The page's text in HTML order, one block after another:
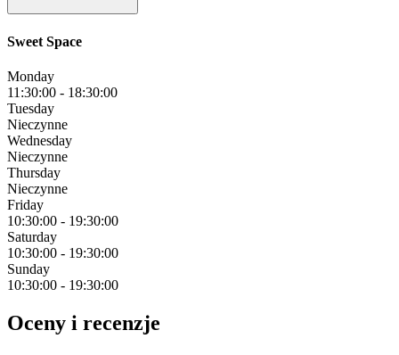
Sweet Space
Monday
11:30:00 - 18:30:00
Tuesday
Nieczynne
Wednesday
Nieczynne
Thursday
Nieczynne
Friday
10:30:00 - 19:30:00
Saturday
10:30:00 - 19:30:00
Sunday
10:30:00 - 19:30:00
Oceny i recenzje